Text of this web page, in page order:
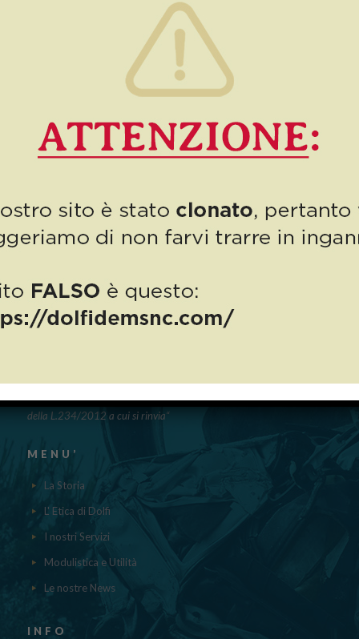
che questa società “impazzita” ci […]
aiuti DE MINIMIS ricevuti dalla nostra impresa nell’anno 2023 sono
contenuti nel registro nazionale degli aiuti di Stato di cui all’ ART.52
della L.234/2012 a cui si rinvia“
MENU’
La Storia
L' Etica di Dolfi
I nostri Servizi
Modulistica e Utilità
Le nostre News
INFO